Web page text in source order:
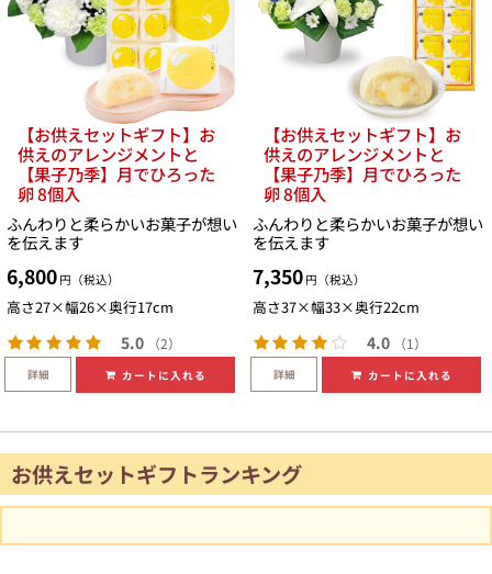
【お供えセットギフト】お
供えのアレンジメントと
【果子乃季】月でひろった
卵 8個入
ふんわりと柔らかいお菓子が想い
を伝えます
6,800 円（税込）
高さ27×幅26×奥行17cm
5.0 （2）
詳細 カートに入れる
【お供えセットギフト】お
供えのアレンジメントと
【果子乃季】月でひろった
卵 8個入
ふんわりと柔らかいお菓子が想い
を伝えます
7,350 円（税込）
高さ37×幅33×奥行22cm
4.0 （1）
詳細 カートに入れる
お供えセットギフトランキング